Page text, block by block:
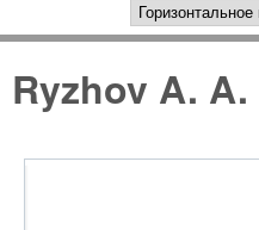
Ryzhov A. A.